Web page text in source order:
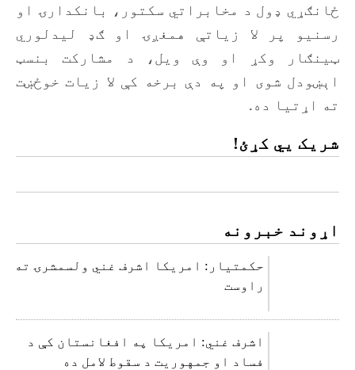
ځانګړي ډول د مخابراتي سکتور، بانکدارۍ او
رسنیو پر لا زیاتې همغږۍ او ګډ لیدلوري
ټینګار وکړ او وې ویل، د مشارکت بنسټ
اېښودل شوی او په دې برخه کې لا زیات خوځښت
ته اړتیا ده.
شریک یي کړئ!
اړوند خبرونه
حکمتیار: امریکا اشرف غني ولسمشرۍ ته
راوست
اشرف غني: امریکا په افغانستان کې د
فساد او جمهوریت د سقوط لامل ده